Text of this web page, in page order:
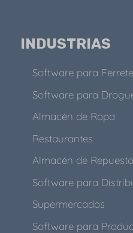
INDUSTRIAS
Software para
Software para
Almacén de Ropa
Restaurantes
Almacén de
Software para
Supermercados
Software para